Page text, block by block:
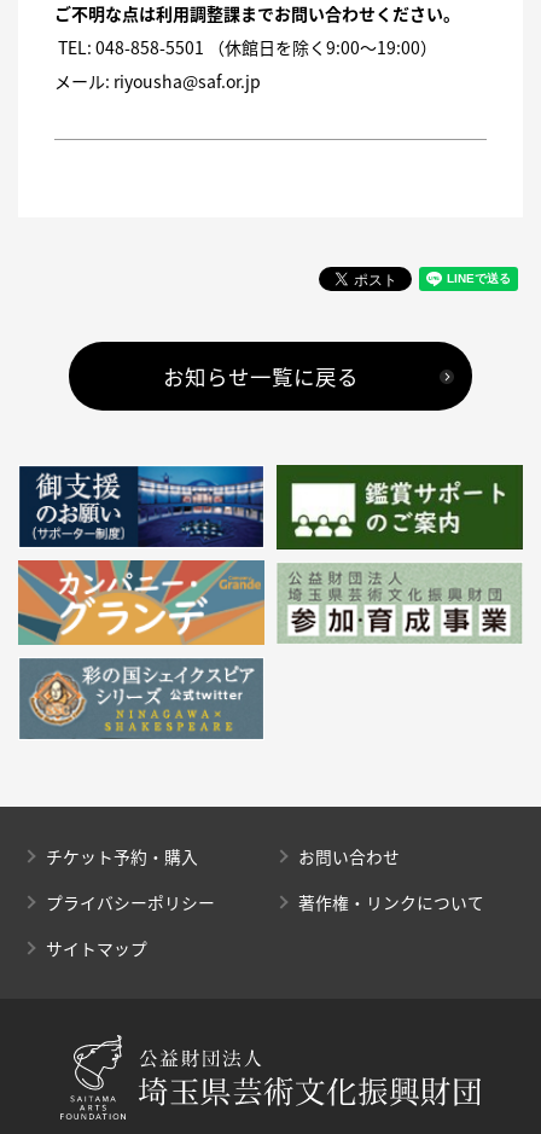
ご不明な点は利用調整課までお問い合わせください。
TEL: 048-858-5501 （休館日を除く9:00〜19:00）
メール: riyousha@saf.or.jp
お知らせ一覧に戻る
チケット予約・購入
お問い合わせ
プライバシーポリシー
著作権・リンクについて
サイトマップ